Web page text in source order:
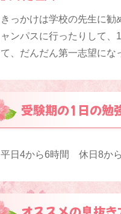
きっかけは学校の先生に
ャンパスに行ったりして
て、だんだん第一志望にな
受験期の1日の勉
平日4から6時間 休日8か